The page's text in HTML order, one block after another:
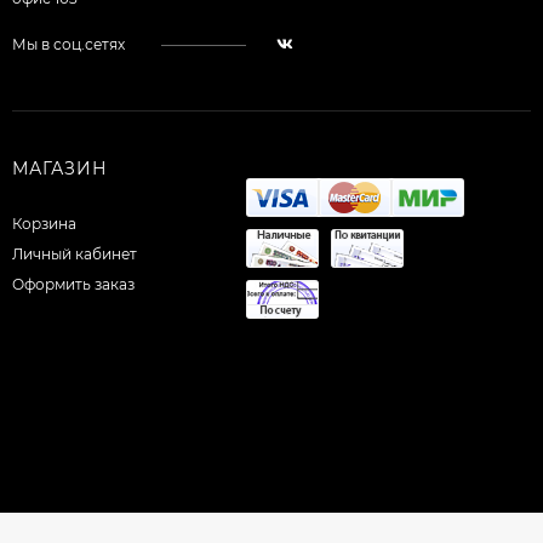
Мы в соц.сетях
МАГАЗИН
Корзина
Личный кабинет
Оформить заказ